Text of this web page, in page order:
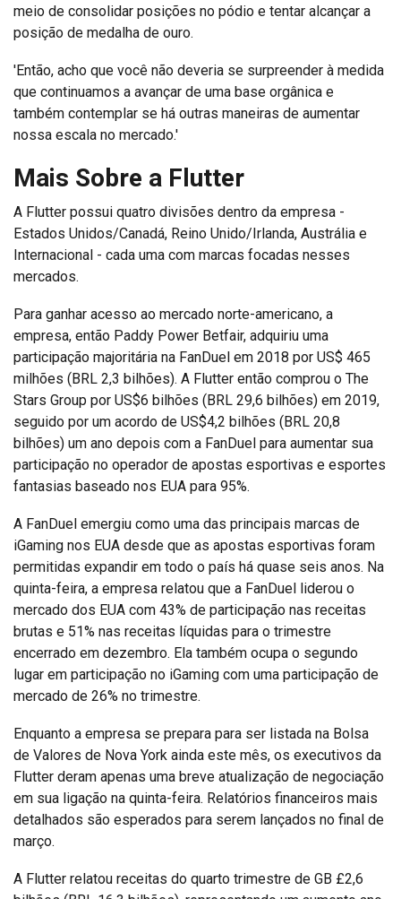
meio de consolidar posições no pódio e tentar alcançar a
posição de medalha de ouro.
'Então, acho que você não deveria se surpreender à medida
que continuamos a avançar de uma base orgânica e
também contemplar se há outras maneiras de aumentar
nossa escala no mercado.'
Mais Sobre a Flutter
A Flutter possui quatro divisões dentro da empresa -
Estados Unidos/Canadá, Reino Unido/Irlanda, Austrália e
Internacional - cada uma com marcas focadas nesses
mercados.
Para ganhar acesso ao mercado norte-americano, a
empresa, então Paddy Power Betfair, adquiriu uma
participação majoritária na FanDuel em 2018 por US$ 465
milhões (BRL 2,3 bilhões). A Flutter então comprou o The
Stars Group por US$6 bilhões (BRL 29,6 bilhões) em 2019,
seguido por um acordo de US$4,2 bilhões (BRL 20,8
bilhões) um ano depois com a FanDuel para aumentar sua
participação no operador de apostas esportivas e esportes
fantasias baseado nos EUA para 95%.
A FanDuel emergiu como uma das principais marcas de
iGaming nos EUA desde que as apostas esportivas foram
permitidas expandir em todo o país há quase seis anos. Na
quinta-feira, a empresa relatou que a FanDuel liderou o
mercado dos EUA com 43% de participação nas receitas
brutas e 51% nas receitas líquidas para o trimestre
encerrado em dezembro. Ela também ocupa o segundo
lugar em participação no iGaming com uma participação de
mercado de 26% no trimestre.
Enquanto a empresa se prepara para ser listada na Bolsa
de Valores de Nova York ainda este mês, os executivos da
Flutter deram apenas uma breve atualização de negociação
em sua ligação na quinta-feira. Relatórios financeiros mais
detalhados são esperados para serem lançados no final de
março.
A Flutter relatou receitas do quarto trimestre de GB £2,6